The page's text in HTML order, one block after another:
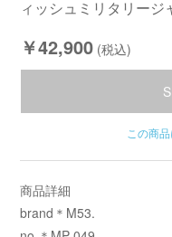
ィッシュミリタリージ
￥42,900 (税込)
この商
商品詳細
brand＊M53.